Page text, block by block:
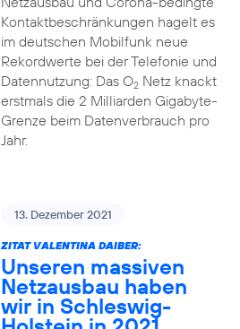
Kontaktbeschränkungen hagelt es
im deutschen Mobilfunk neue
Rekordwerte bei der Telefonie und
Datennutzung: Das O2Netz knackt
erstmals die 2 Milliarden Gigabyte-
Grenze beim Datenverbrauch pro
Jahr.
13. Dezember 2021
ZITAT VALENTINA DAIBER:
Unseren massiven
Netzausbau haben
wir in Schleswig-